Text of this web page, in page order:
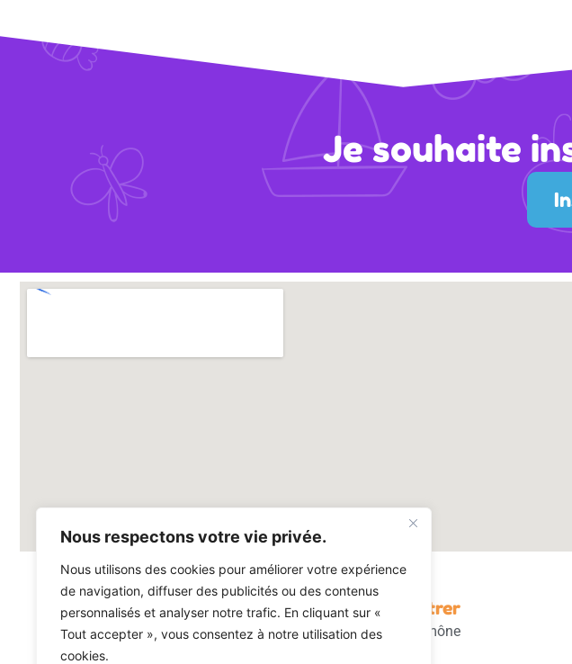
Nous respectons votre vie privée.
Nous utilisons des cookies pour améliorer votre expérience
de navigation, diffuser des publicités ou des contenus
personnalisés et analyser notre trafic. En cliquant sur «
Tout accepter », vous consentez à notre utilisation des
cookies.
Je souhaite
Nous rencontrer
8 Avenue de l’Aumône